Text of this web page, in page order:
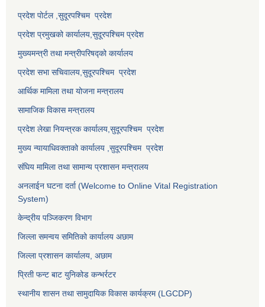
प्रदेश पोर्टल ,सुदूरपश्चिम प्रदेश
प्रदेश प्रमुखको कार्यालय, सुदूरपश्चिमप्रदेश
मुख्यमन्त्री तथा मन्त्रीपरिषद्को कार्यालय
प्रदेश सभा सचिवालय, सुदूरपश्चिम प्रदेश
आर्थिक मामिला तथा योजना मन्त्रालय
सामाजिक विकास मन्त्रालय
प्रदेश लेखा नियन्त्रक कार्यालय, सुदूरपश्चिम प्रदेश
मुख्य न्यायाधिवक्ताको कार्यालय , सुदूरपश्चिम प्रदेश
संघिय मामिला तथा सामान्य प्रशासन मन्त्रालय
अनलाईन घटना दर्ता (Welcome to Online Vital Registration
System)
केन्द्रीय पञ्जिकरण विभाग
जिल्ला समन्वय समितिको कार्यालय अछाम
जिल्ला प्रशासन कार्यालय, अछाम
प्रिती फन्ट बाट युनिकोड कन्भर्रटर
स्थानीय शासन तथा सामुदायिक विकास कार्यक्रम (LGCDP)